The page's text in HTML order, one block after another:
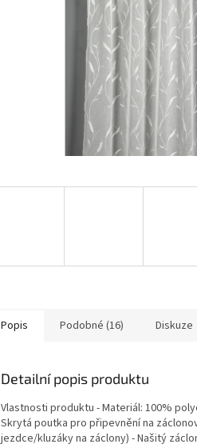
Popis Podobné (16) Diskuze
Detailní popis produktu
Vlastnosti produktu - Materiál: 100%
Skrytá poutka pro připevnění na
jezdce/kluzáky na záclony) - Našitý